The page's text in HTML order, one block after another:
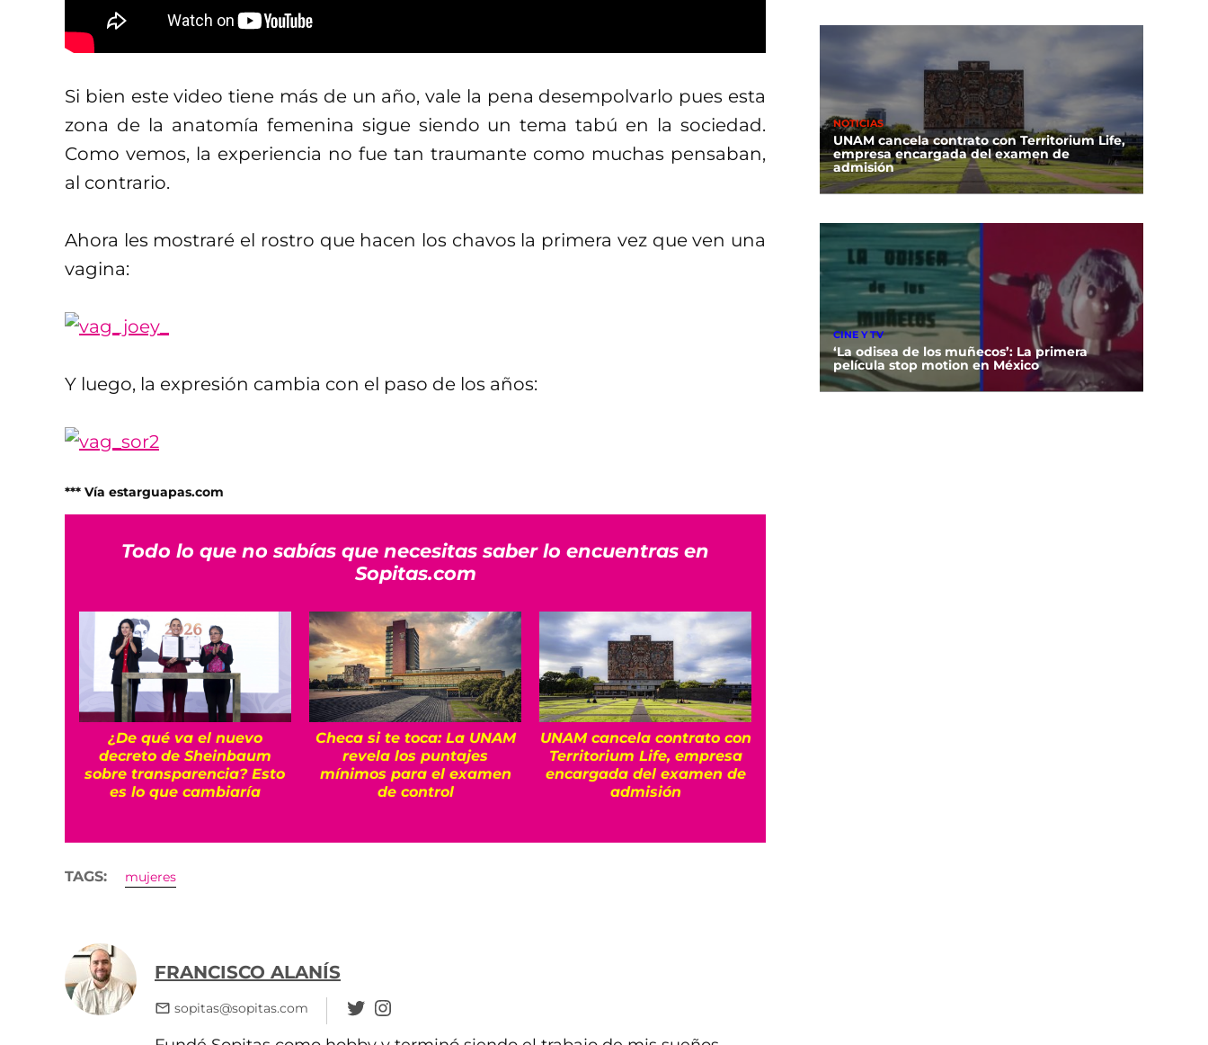
Si bien este video tiene más de un año, vale la pena desempolvarlo pues esta
zona de la anatomía femenina sigue siendo un tema tabú en la sociedad.
Como vemos, la experiencia no fue tan traumante como muchas pensaban,
al contrario.
Ahora les mostraré el rostro que hacen los chavos la primera vez que ven una
vagina:
Y luego, la expresión cambia con el paso de los años:
*** Vía estarguapas.com
Todo lo que no sabías que necesitas saber lo encuentras en
Sopitas.com
¿De qué va el nuevo
decreto de Sheinbaum
sobre transparencia? Esto
es lo que cambiaría
Checa si te toca: La UNAM
revela los puntajes
mínimos para el examen
de control
UNAM cancela contrato con
Territorium Life, empresa
encargada del examen de
admisión
TAGS: mujeres
FRANCISCO ALANÍS
sopitas@sopitas.com
NOTICIAS
UNAM cancela contrato con Territorium Life,
empresa encargada del examen de
admisión
CINE Y TV
‘La odisea de los muñecos’: La primera
película stop motion en México